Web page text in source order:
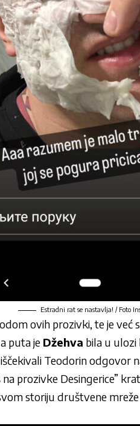
Estradni rat se nastavlja! / Foto
ovih prozivki, te je već
puta je Džehva bila u ulozi
Teodorin odgovor
prozivke Desingerice”
storiju društvene